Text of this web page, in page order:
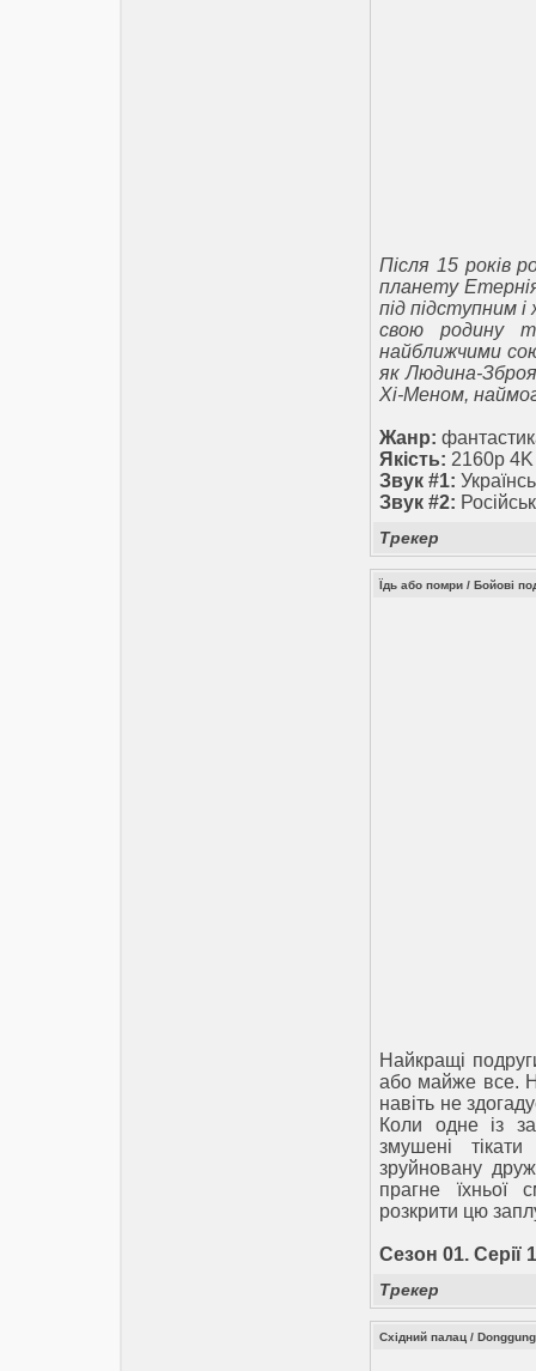
Після 15 років
планету
під підступним
свою родину
найближчими
як Людина-
Хі-Меном,
Жанр:
Якість: 2160p
Звук #1:
Звук #2:
Трекер
Їдь або помри / Бойові
Найкращі
або майже все.
навіть не
Коли одне із
змушені
зруйновану
прагне їхньої
розкрити цю
Сезон 01. Серії
Трекер
Східний палац /